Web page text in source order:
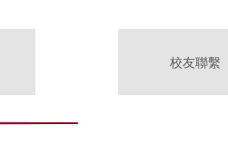
校友聯繫